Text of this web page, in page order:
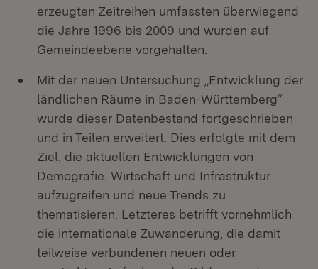
erzeugten Zeitreihen umfassten überwiegend
die Jahre 1996 bis 2009 und wurden auf
Gemeindeebene vorgehalten.
Mit der neuen Untersuchung „Entwicklung der
ländlichen Räume in Baden-Württemberg“
wurde dieser Datenbestand fortgeschrieben
und in Teilen erweitert. Dies erfolgte mit dem
Ziel, die aktuellen Entwicklungen von
Demografie, Wirtschaft und Infrastruktur
aufzugreifen und neue Trends zu
thematisieren. Letzteres betrifft vornehmlich
die internationale Zuwanderung, die damit
teilweise verbundenen neuen oder